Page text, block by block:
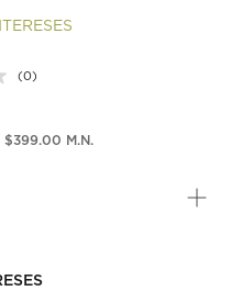
Sin
en
(0)
$399.00 M.N.